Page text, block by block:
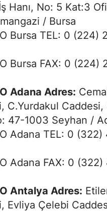
Hanı, No: 5 Kat:3
/ Bursa
Bursa TEL: 0 (224)
Bursa FAX: 0 (224)
Adana Adres:
C.Yurdakul Caddesi,
47-1003 Seyhan /
Adana TEL: 0
Adana FAX: 0
Antalya Adres:
Evliya Çelebi